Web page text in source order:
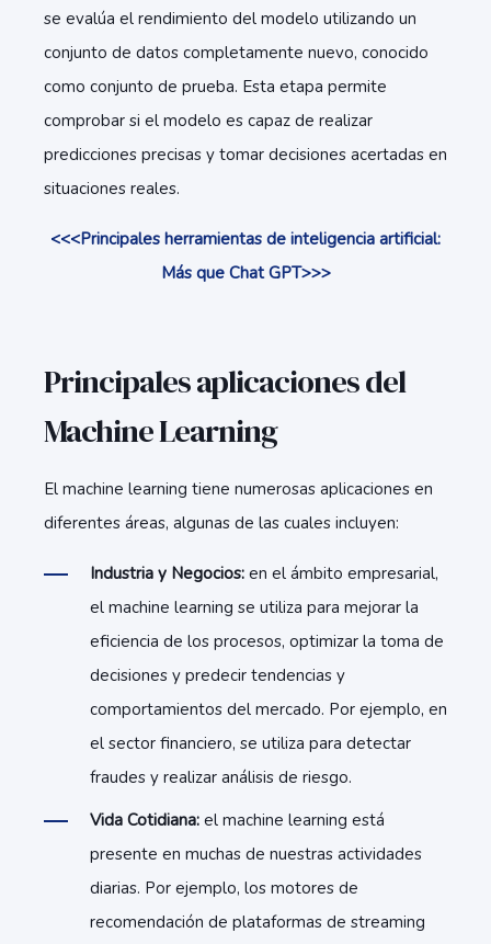
se evalúa el rendimiento del modelo utilizando un
conjunto de datos completamente nuevo, conocido
como conjunto de prueba. Esta etapa permite
comprobar si el modelo es capaz de realizar
predicciones precisas y tomar decisiones acertadas en
situaciones reales.
<<<Principales herramientas de inteligencia artificial:
Más que Chat GPT>>>
Principales aplicaciones del
Machine Learning
El machine learning tiene numerosas aplicaciones en
diferentes áreas, algunas de las cuales incluyen:
Industria y Negocios: en el ámbito empresarial,
el machine learning se utiliza para mejorar la
eficiencia de los procesos, optimizar la toma de
decisiones y predecir tendencias y
comportamientos del mercado. Por ejemplo, en
el sector financiero, se utiliza para detectar
fraudes y realizar análisis de riesgo.
Vida Cotidiana: el machine learning está
presente en muchas de nuestras actividades
diarias. Por ejemplo, los motores de
recomendación de plataformas de streaming